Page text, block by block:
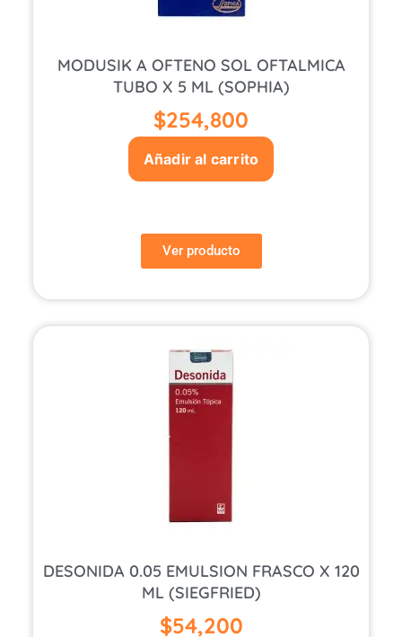
MODUSIK A OFTENO SOL OFTALMICA
TUBO X 5 ML (SOPHIA)
$254,800
Añadir al carrito
Ver producto
DESONIDA 0.05 EMULSION FRASCO X 120
ML (SIEGFRIED)
$54,200